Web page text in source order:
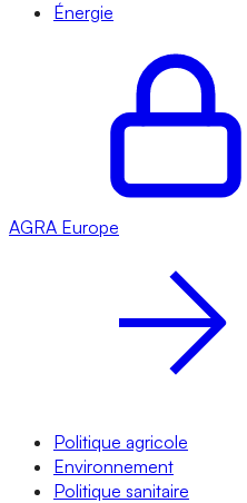
Énergie
AGRA Europe
Politique agricole
Environnement
Politique sanitaire